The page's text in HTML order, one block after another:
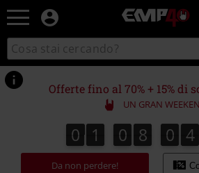
EMP
Musica,
Serie
TV
&
merch
Cerca
nel
catalogo
Offerte fino al 70% + 15% di
UN GRAN
0
0 1
1 0
0 8
8 0
0 4
4
Da non perdere!